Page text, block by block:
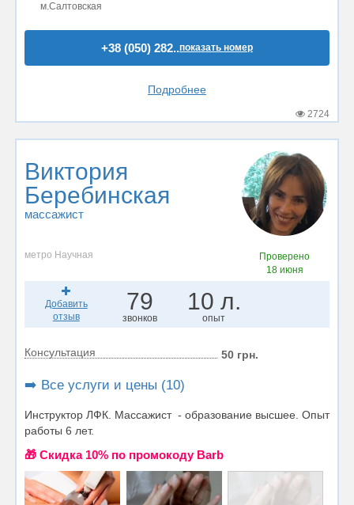
м.Салтовская
+38 (050) 282..показать номер
Подробнее
2724
Виктория
Беребинская
массажист
метро Научная
Проверено
18 июня
Добавить
отзыв
79
звонков
10 л.
опыт
Консультация 50 грн.
➡️ Все услуги и цены (10)
Инструктор ЛФК. Массажист - образование высшее. Опыт
работы 6 лет.
🎁 Cкидка 10% по промокоду Barb